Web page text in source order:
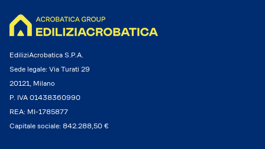
EdiliziAcrobatica S.P.A.
Sede legale: Via Turati 29
20121, Milano
P. IVA 01438360990
REA: MI-1785877
Capitale sociale: 842.288,50 €